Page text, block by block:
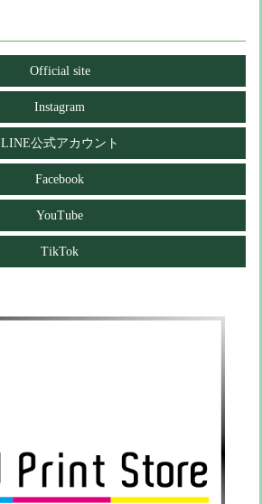
Official site
Instagram
LINE公式アカウント
Facebook
YouTube
TikTok